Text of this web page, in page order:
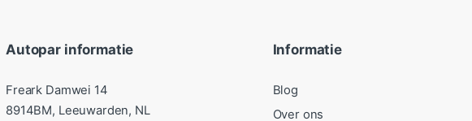
Autopar informatie
Freark Damwei 14
8914BM, Leeuwarden, NL
Informatie
Blog
Over ons